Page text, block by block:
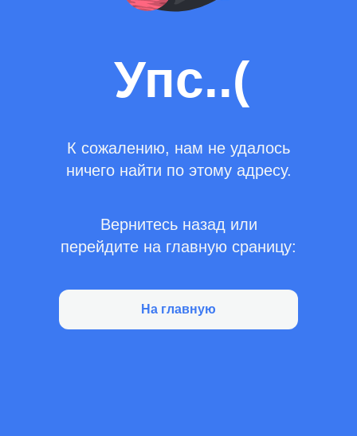
Упс..(
К сожалению, нам не удалось
ничего найти по этому адресу.
Вернитесь назад или
перейдите на главную сраницу:
На главную